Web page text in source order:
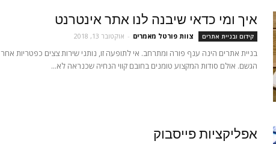
איך ומי כדאי שיבנה לנו אתר אינטרנט
קידום ובניית אתרים צוות פורטל מאמרים - אוקטובר 13, 2018
בניית אתרים הינה ענף פורה ומתרחב. אי לתופעה זו, נותני שירות צצים כפטריות אחר
הגשם. אולם סודות המקצוע טומנים בחובם קווי הנחיה שכנראה לא...
אפליקציות פייסבוק